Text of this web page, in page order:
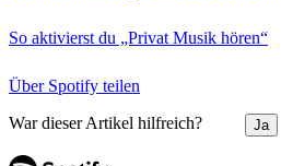
So aktivierst du „Privat Musik hören“
Über Spotify teilen
War dieser Artikel hilfreich? Ja